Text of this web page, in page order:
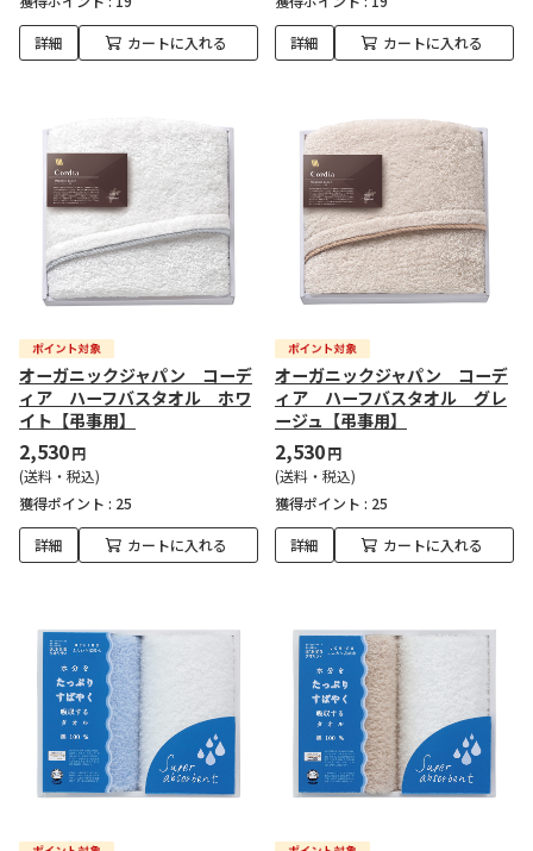
詳細 カートに入れる 詳細 カートに入れる
オーガニックジャパン コーデ
ィア ハーフバスタオル ホワ
イト【弔事用】
2,530円
(送料・税込)
獲得ポイント : 25
詳細 カートに入れる
オーガニックジャパン コーデ
ィア ハーフバスタオル グレ
ージュ【弔事用】
2,530円
(送料・税込)
獲得ポイント : 25
詳細 カートに入れる